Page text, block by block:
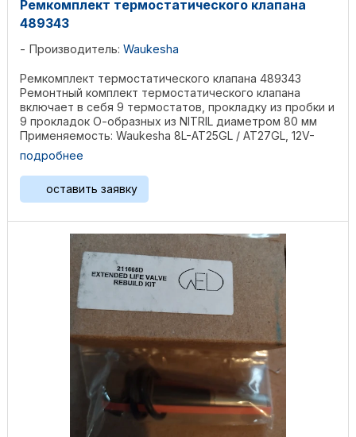
Ремкомплект термостатического клапана
489343
Производитель: Waukesha
Ремкомплект термостатического клапана 489343
Ремонтный комплект термостатического клапана
включает в себя 9 термостатов, прокладку из пробки и
9 прокладок О-образных из NITRIL диаметром 80 мм
Применяемость: Waukesha 8L-AT25GL / AT27GL, 12V-
AT25GL / ...
подробнее
оставить заявку